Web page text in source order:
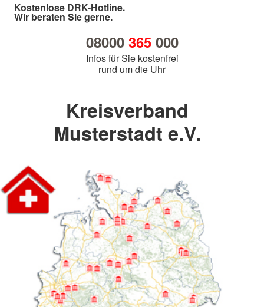
Kostenlose DRK-Hotline.
Wir beraten Sie gerne.
08000 365000
Infos für Sie kostenfrei
rund um die Uhr
Kreisverband
Musterstadt e.V.